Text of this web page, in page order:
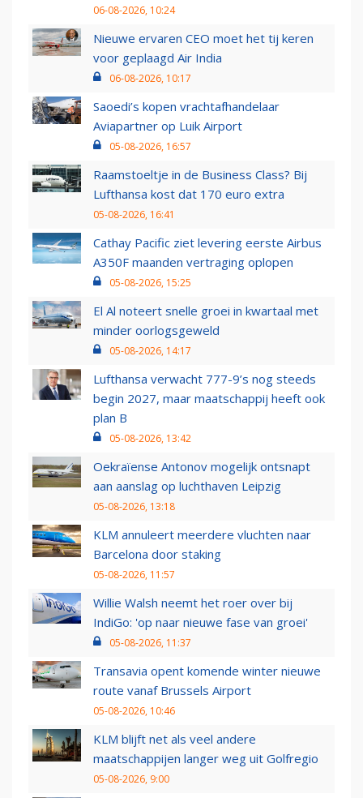
06-08-2026, 10:24
Nieuwe ervaren CEO moet het tij keren
voor geplaagd Air India
06-08-2026, 10:17
Saoedi’s kopen vrachtafhandelaar
Aviapartner op Luik Airport
05-08-2026, 16:57
Raamstoeltje in de Business Class? Bij
Lufthansa kost dat 170 euro extra
05-08-2026, 16:41
Cathay Pacific ziet levering eerste Airbus
A350F maanden vertraging oplopen
05-08-2026, 15:25
El Al noteert snelle groei in kwartaal met
minder oorlogsgeweld
05-08-2026, 14:17
Lufthansa verwacht 777-9’s nog steeds
begin 2027, maar maatschappij heeft ook
plan B
05-08-2026, 13:42
Oekraïense Antonov mogelijk ontsnapt
aan aanslag op luchthaven Leipzig
05-08-2026, 13:18
KLM annuleert meerdere vluchten naar
Barcelona door staking
05-08-2026, 11:57
Willie Walsh neemt het roer over bij
IndiGo: 'op naar nieuwe fase van groei'
05-08-2026, 11:37
Transavia opent komende winter nieuwe
route vanaf Brussels Airport
05-08-2026, 10:46
KLM blijft net als veel andere
maatschappijen langer weg uit Golfregio
05-08-2026, 9:00